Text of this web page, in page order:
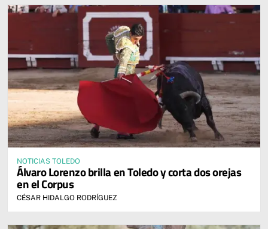
NOTICIAS TOLEDO
Álvaro Lorenzo brilla en Toledo y corta dos orejas
en el Corpus
CÉSAR HIDALGO RODRÍGUEZ